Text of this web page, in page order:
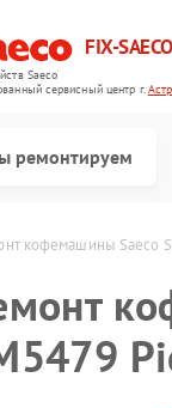
FIX-SAECO
Saeco
cервисный центр г.
ремонтируем
кофемашины Saeco